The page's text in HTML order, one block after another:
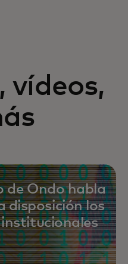
vídeos,
de Ondo habla
disposición los